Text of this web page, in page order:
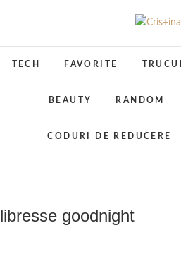
TECH FAVORITE
BEAUTY RANDOM
CODURI DE REDUCERE
libresse goodnight